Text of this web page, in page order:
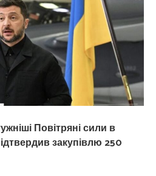
Повітряні сили в
закупівлю 250